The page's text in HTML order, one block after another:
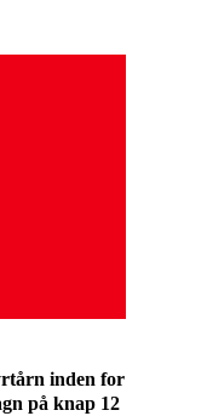
inden for
på knap 12